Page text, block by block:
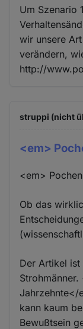
Um Szenario
wir unsere
verändern,
http://
struppi (nicht
<em>
<em>
Ob das
Der Artikel
Jahrzehnte</
kann kaum
Bewußtsein